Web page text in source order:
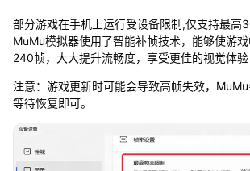
部分游戏在手机上运行受设备限制,仅支持最高
MuMu模拟器使用了智能补帧技术，能够使游
240帧，大大提升流畅度，享受更佳的视觉体验
注意：游戏更新时可能会导致高帧失效，
等待恢复即可。